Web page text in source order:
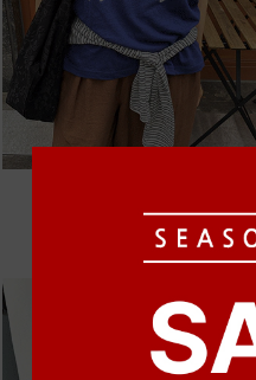
m_마무 린넨 나시 [4차 재입고]
28,000원